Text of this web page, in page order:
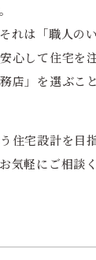
れは「職人
して住宅を
店」を選ぶ
住宅設計を目指
気軽にご相談く